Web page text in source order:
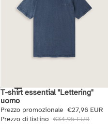
Saldi
T-shirt essential "Lettering"
uomo
Prezzo promozionale €27,96 EUR
Prezzo di listino €34,95 EUR